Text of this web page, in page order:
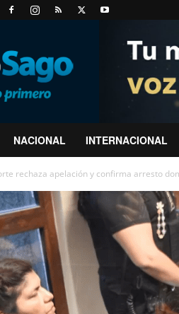
NACIONAL INTERNACIONAL
rechaza apelación y confirma arresto